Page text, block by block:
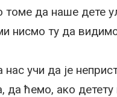
да наше дете
нисмо ту да
учи да је
да ћемо, ако